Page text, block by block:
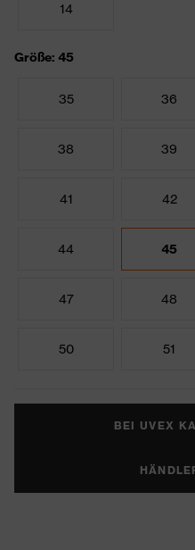
14
Größe: 45
35 36
38 39
41 42
44 45
47 48
50 51
BEI UVEX